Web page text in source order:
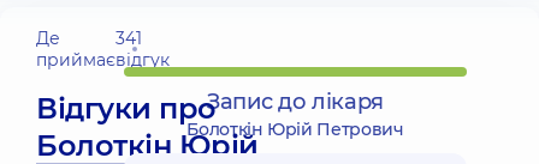
Де
приймає
341
відгук
Відгуки про
Болоткін Юрій
Запис до лікаря
Болоткін Юрій Петрович